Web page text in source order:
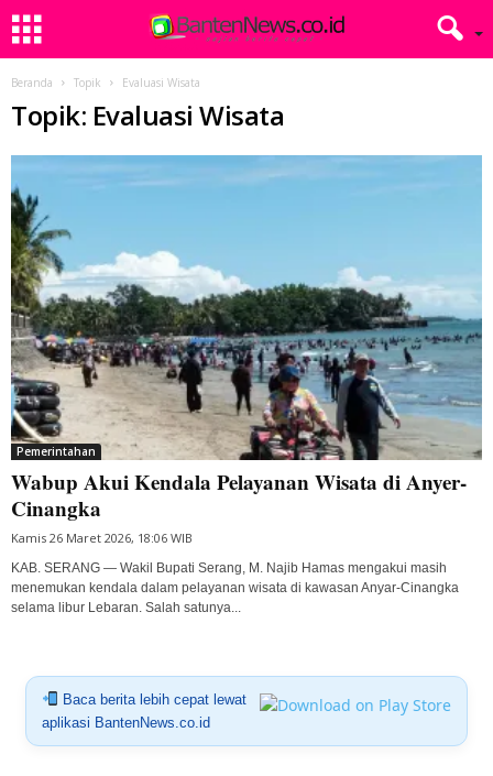
Beranda Topik Evaluasi Wisata
Topik: Evaluasi Wisata
Pemerintahan
Wabup Akui Kendala Pelayanan Wisata di Anyer-
Cinangka
Kamis 26 Maret 2026, 18:06 WIB
KAB. SERANG — Wakil Bupati Serang, M. Najib Hamas mengakui masih
menemukan kendala dalam pelayanan wisata di kawasan Anyar-Cinangka
selama libur Lebaran. Salah satunya...
Baca berita lebih cepat lewat
aplikasi BantenNews.co.id